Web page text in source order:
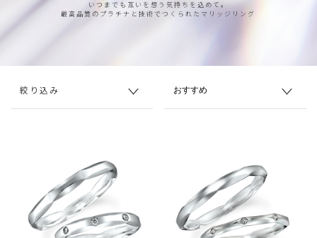
いつまでも互いを想う気持ちを込めて。
最高品質のプラチナと技術でつくられたマリッジリング
絞り込み